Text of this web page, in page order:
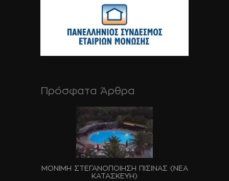
Πρόσφατα Άρθρα
ΜΟΝΙΜΗ ΣΤΕΓΑΝΟΠΟΙΗΣΗ ΠΙΣΙΝΑΣ (ΝΕΑ
ΚΑΤΑΣΚΕΥΗ)